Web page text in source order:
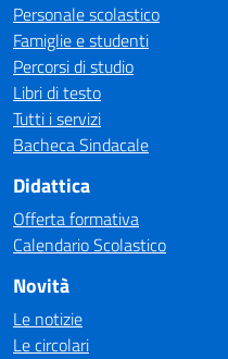
Personale scolastico
Famiglie e studenti
Percorsi di studio
Libri di testo
Tutti i servizi
Bacheca Sindacale
Didattica
Offerta formativa
Calendario Scolastico
Novità
Le notizie
Le circolari